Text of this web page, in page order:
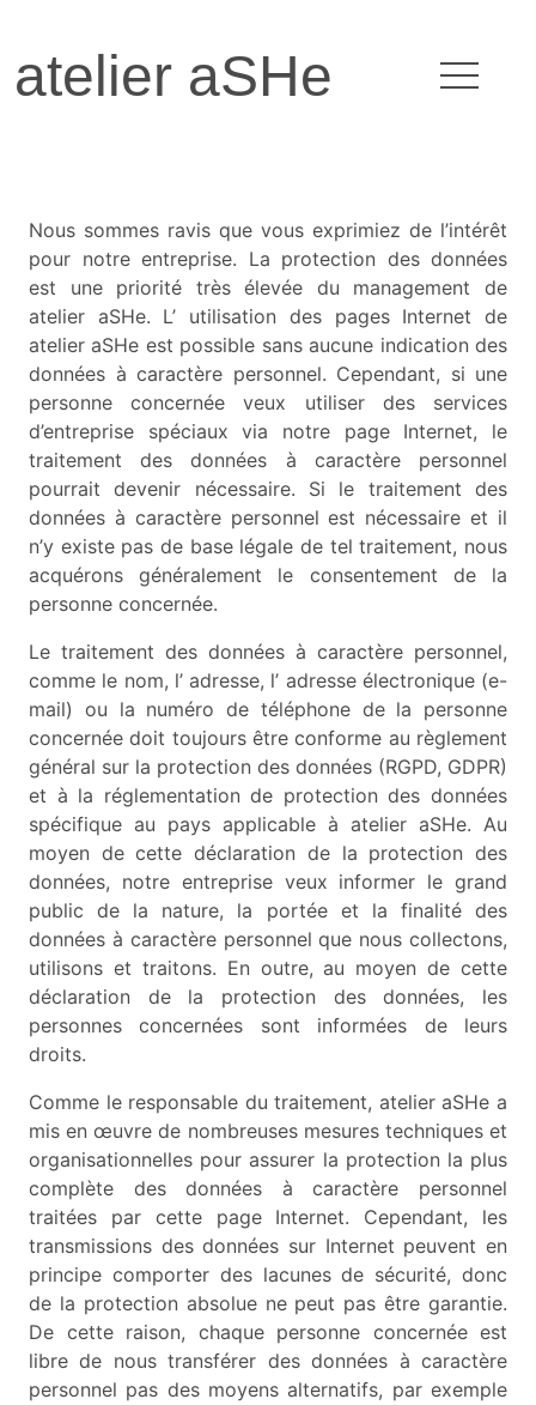
atelier aSHe
Nous sommes ravis que vous exprimiez de l’intérêt
pour notre entreprise. La protection des données
est une priorité très élevée du management de
atelier aSHe. L’ utilisation des pages Internet de
atelier aSHe est possible sans aucune indication des
données à caractère personnel. Cependant, si une
personne concernée veux utiliser des services
d’entreprise spéciaux via notre page Internet, le
traitement des données à caractère personnel
pourrait devenir nécessaire. Si le traitement des
données à caractère personnel est nécessaire et il
n’y existe pas de base légale de tel traitement, nous
acquérons généralement le consentement de la
personne concernée.
Le traitement des données à caractère personnel,
comme le nom, l’ adresse, l’ adresse électronique (e-
mail) ou la numéro de téléphone de la personne
concernée doit toujours être conforme au règlement
général sur la protection des données (RGPD, GDPR)
et à la réglementation de protection des données
spécifique au pays applicable à atelier aSHe. Au
moyen de cette déclaration de la protection des
données, notre entreprise veux informer le grand
public de la nature, la portée et la finalité des
données à caractère personnel que nous collectons,
utilisons et traitons. En outre, au moyen de cette
déclaration de la protection des données, les
personnes concernées sont informées de leurs
droits.
Comme le responsable du traitement, atelier aSHe a
mis en œuvre de nombreuses mesures techniques et
organisationnelles pour assurer la protection la plus
complète des données à caractère personnel
traitées par cette page Internet. Cependant, les
transmissions des données sur Internet peuvent en
principe comporter des lacunes de sécurité, donc
de la protection absolue ne peut pas être garantie.
De cette raison, chaque personne concernée est
libre de nous transférer des données à caractère
personnel pas des moyens alternatifs, par exemple